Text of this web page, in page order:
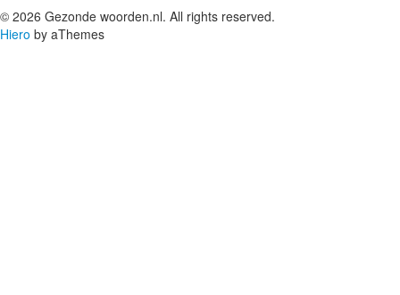
© 2026 Gezonde woorden.nl. All rights reserved.
Hiero by aThemes